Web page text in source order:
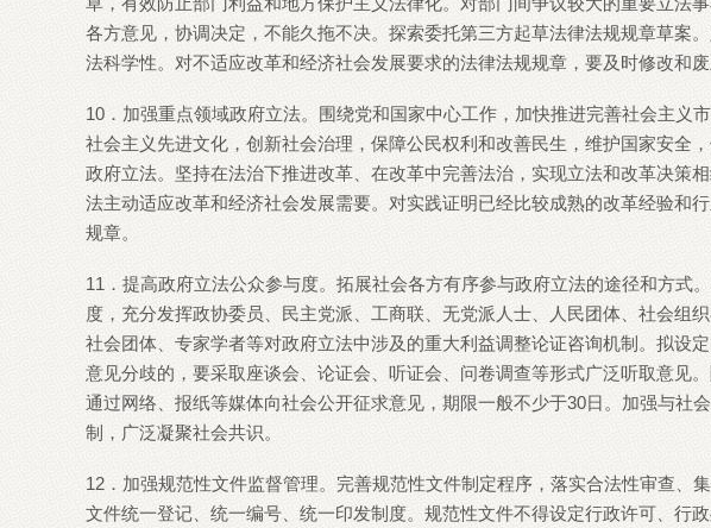
各方意见，协调决定，不能久拖不决。探索委托第三方起草法律法规规章草案
法科学性。对不适应改革和经济社会发展要求的法律法规规章，要及时修改和
10．加强重点领域政府立法。围绕党和国家中心工作，加快推进完善社会主义
社会主义先进文化，创新社会治理，保障公民权利和改善民生，维护国家安全
政府立法。坚持在法治下推进改革、在改革中完善法治，实现立法和改革决策
法主动适应改革和经济社会发展需要。对实践证明已经比较成熟的改革经验和
规章。
11．提高政府立法公众参与度。拓展社会各方有序参与政府立法的途径和方式
度，充分发挥政协委员、民主党派、工商联、无党派人士、人民团体、社会组
社会团体、专家学者等对政府立法中涉及的重大利益调整论证咨询机制。拟设
意见分歧的，要采取座谈会、论证会、听证会、问卷调查等形式广泛听取意见
通过网络、报纸等媒体向社会公开征求意见，期限一般不少于30日。加强与社
制，广泛凝聚社会共识。
12．加强规范性文件监督管理。完善规范性文件制定程序，落实合法性审查、
文件统一登记、统一编号、统一印发制度。规范性文件不得设定行政许可、行